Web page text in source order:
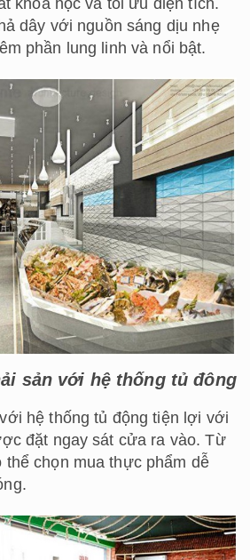
khoa học và tối ưu diện tích.
dây với nguồn sáng dịu nhẹ
phần lung linh và nổi bật.
sản với hệ thống tủ đông
hệ thống tủ động tiện lợi với
đặt ngay sát cửa ra vào. Từ
thể chọn mua thực phẩm dễ